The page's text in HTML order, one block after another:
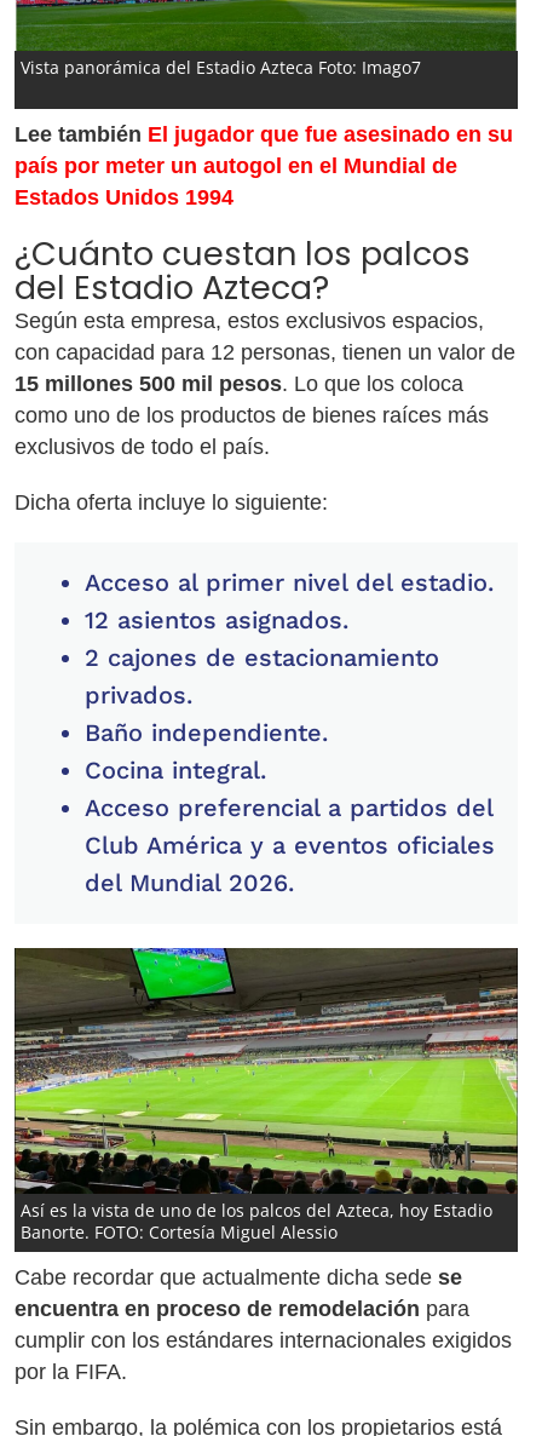
Vista panorámica del Estadio Azteca Foto: Imago7
Lee también El jugador que fue asesinado en su
país por meter un autogol en el Mundial de
Estados Unidos 1994
¿Cuánto cuestan los palcos
del Estadio Azteca?
Según esta empresa, estos exclusivos espacios,
con capacidad para 12 personas, tienen un valor de
15 millones 500 mil pesos. Lo que los coloca
como uno de los productos de bienes raíces más
exclusivos de todo el país.
Dicha oferta incluye lo siguiente:
Acceso al primer nivel del estadio.
12 asientos asignados.
2 cajones de estacionamiento
privados.
Baño independiente.
Cocina integral.
Acceso preferencial a partidos del
Club América y a eventos oficiales
del Mundial 2026.
Así es la vista de uno de los palcos del Azteca, hoy Estadio
Banorte. FOTO: Cortesía Miguel Alessio
Cabe recordar que actualmente dicha sede se
encuentra en proceso de remodelación para
cumplir con los estándares internacionales exigidos
por la FIFA.
Sin embargo, la polémica con los propietarios está